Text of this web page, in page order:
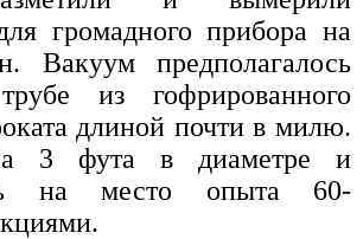
громадного прибора на
Вакуум предполагалось
из гофрированного
длиной почти в милю.
3 фута в диаметре и
на место опыта 60-